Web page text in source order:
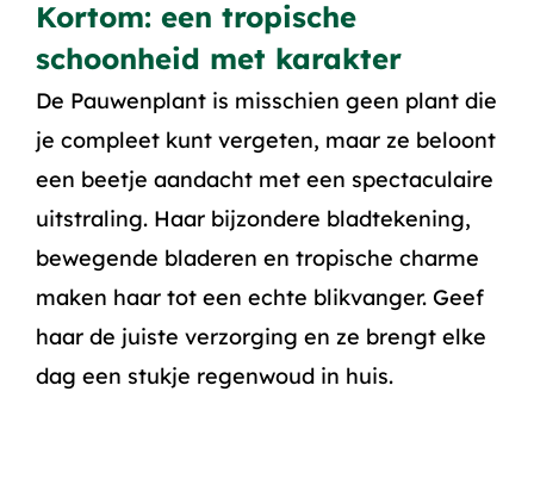
Kortom: een tropische
schoonheid met karakter
De Pauwenplant is misschien geen plant die
je compleet kunt vergeten, maar ze beloont
een beetje aandacht met een spectaculaire
uitstraling. Haar bijzondere bladtekening,
bewegende bladeren en tropische charme
maken haar tot een echte blikvanger. Geef
haar de juiste verzorging en ze brengt elke
dag een stukje regenwoud in huis.